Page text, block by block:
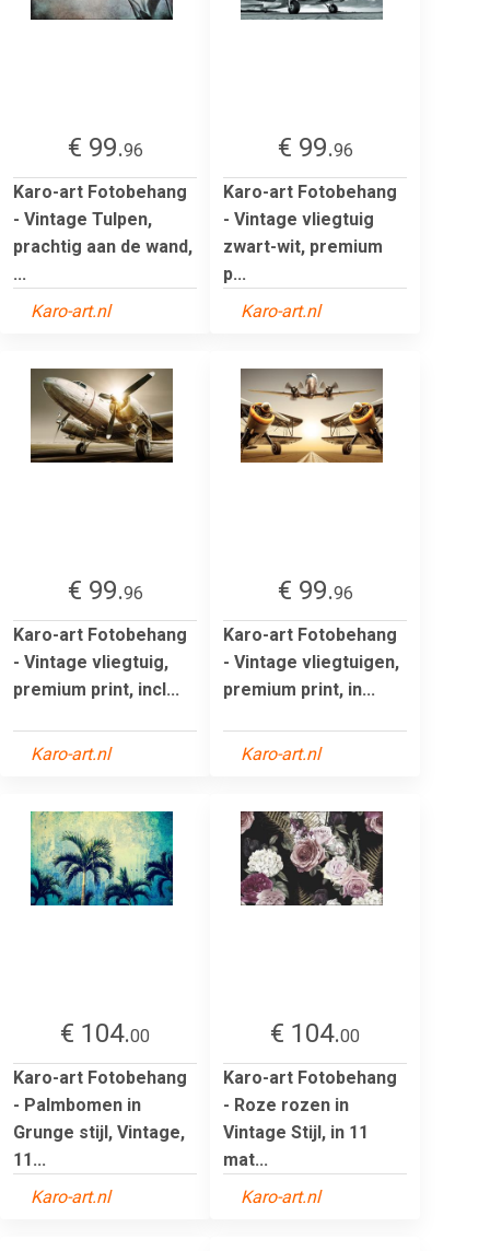
€ 99.96
Karo-art Fotobehang
- Vintage Tulpen,
prachtig aan de wand,
...
Karo-art.nl
€ 99.96
Karo-art Fotobehang
- Vintage vliegtuig
zwart-wit, premium
p...
Karo-art.nl
€ 99.96
Karo-art Fotobehang
- Vintage vliegtuig,
premium print, incl...
Karo-art.nl
€ 99.96
Karo-art Fotobehang
- Vintage vliegtuigen,
premium print, in...
Karo-art.nl
€ 104.00
Karo-art Fotobehang
- Palmbomen in
Grunge stijl, Vintage,
11...
Karo-art.nl
€ 104.00
Karo-art Fotobehang
- Roze rozen in
Vintage Stijl, in 11
mat...
Karo-art.nl